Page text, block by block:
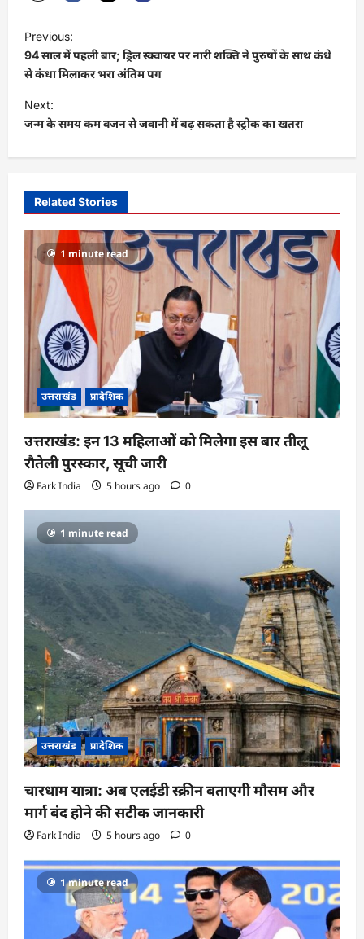
P
o
s
t
n
a
g
a
n
Previous:
94 साल में पहली बार; ड्रिल स्क्वायर पर नारी शक्ति ने पुरुषों के साथ कंधे
से कंधा मिलाकर भरा अंतिम पग
Next:
जन्म के समय कम वजन से जवानी में बढ़ सकता है स्ट्रोक का खतरा
Related Stories
1 minute read
उत्तराखंड प्रादेशिक
उत्तराखंड: इन 13 महिलाओं को मिलेगा इस बार तीलू
रौतेली पुरस्कार, सूची जारी
Fark India 5 hours ago 0
1 minute read
उत्तराखंड प्रादेशिक
चारधाम यात्रा: अब एलईडी स्क्रीन बताएगी मौसम और
मार्ग बंद होने की सटीक जानकारी
Fark India 5 hours ago 0
1 minute read